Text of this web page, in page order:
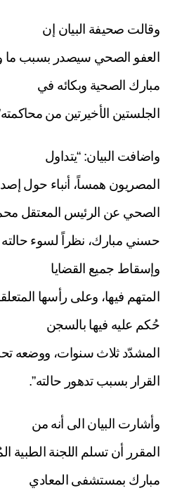
وقالت صحيفة البيان إن
العفو الصحي سيصدر بسبب ما
مبارك الصحية وبكائه في
الجلستين الأخيرتين من
واضافت البيان: “يتداول
المصريون همساً، أنباء حول
الصحي عن الرئيس المعتقل
حسني مبارك، نظراً لسوء حالته
وإسقاط جميع القضايا
المتهم فيها، وعلى رأسها
حُكم عليه فيها بالسجن
المشدّد ثلاث سنوات، ووضعه
القرار بسبب تدهور حالته”.
وأشارت البيان الى أنه من
المقرر أن تسلم اللجنة
مبارك بمستشفى المعادي